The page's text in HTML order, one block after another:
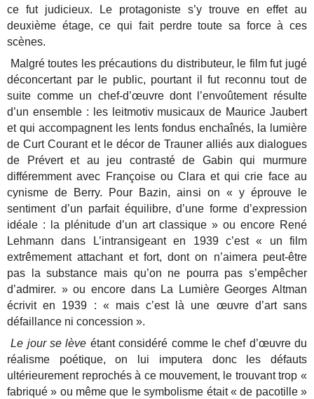
ce fut judicieux. Le protagoniste s’y trouve en effet au
deuxième étage, ce qui fait perdre toute sa force à ces
scènes.
Malgré toutes les précautions du distributeur, le film fut jugé
déconcertant par le public, pourtant il fut reconnu tout de
suite comme un chef-d’œuvre dont l’envoûtement résulte
d’un ensemble : les leitmotiv musicaux de Maurice Jaubert
et qui accompagnent les lents fondus enchaînés, la lumière
de Curt Courant et le décor de Trauner alliés aux dialogues
de Prévert et au jeu contrasté de Gabin qui murmure
différemment avec Françoise ou Clara et qui crie face au
cynisme de Berry. Pour Bazin, ainsi on « y éprouve le
sentiment d’un parfait équilibre, d’une forme d’expression
idéale : la plénitude d’un art classique » ou encore René
Lehmann dans L’intransigeant en 1939 c’est « un film
extrêmement attachant et fort, dont on n’aimera peut-être
pas la substance mais qu’on ne pourra pas s’empêcher
d’admirer. » ou encore dans La Lumière Georges Altman
écrivit en 1939 : « mais c’est là une œuvre d’art sans
défaillance ni concession ».
Le jour se lève étant considéré comme le chef d’œuvre du
réalisme poétique, on lui imputera donc les défauts
ultérieurement reprochés à ce mouvement, le trouvant trop «
fabriqué » ou même que le symbolisme était « de pacotille »